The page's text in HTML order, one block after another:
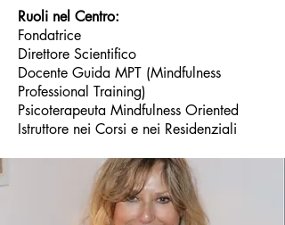
Ruoli nel Centro:
Fondatrice
Direttore Scientifico
Docente Guida MPT (Mindfulness
Professional Training)
Psicoterapeuta Mindfulness Oriented
Istruttore nei Corsi e nei Residenziali